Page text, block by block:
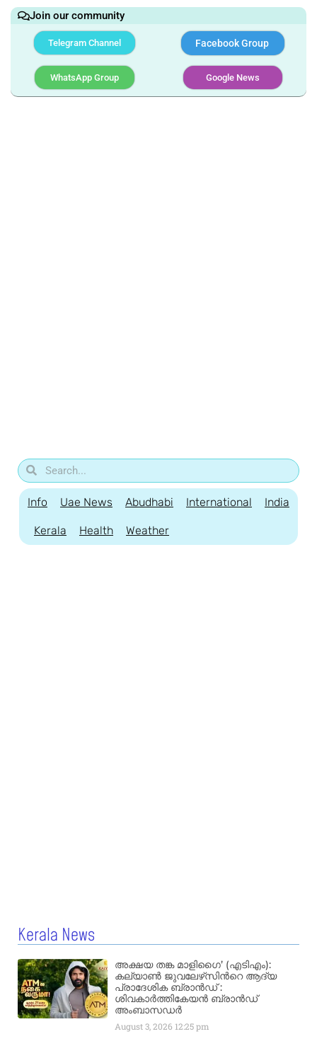
Join our community
Telegram Channel Facebook Group
WhatsApp Group Google News
Info Uae News Abudhabi International India
Kerala Health Weather
Kerala News
അക്ഷയ തങ്ക മാളിഗൈ’ (എടിഎം):
കല്യാണ്‍ ജുവലേഴ്‌സിന്‍റെ ആദ്യ
പ്രാദേശിക ബ്രാന്‍ഡ് :
ശിവകാര്‍ത്തികേയന്‍ ബ്രാന്‍ഡ്
അംബാസഡര്‍
August 3, 2026 12:25 pm